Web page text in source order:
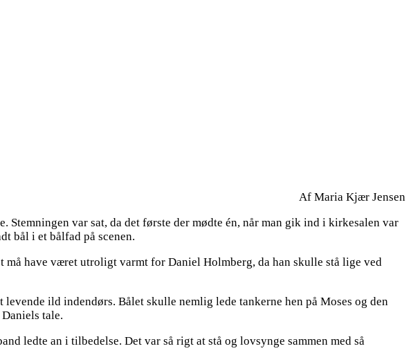
Af Maria Kjær Jensen
Stemningen var sat, da det første der mødte én, når man gik ind i kirkesalen var
bål i et bålfad på scenen.
have været utroligt varmt for Daniel Holmberg, da han skulle stå lige ved
ild indendørs. Bålet skulle nemlig lede tankerne hen på Moses og den
tale.
ledte an i tilbedelse. Det var så rigt at stå og lovsynge sammen med så